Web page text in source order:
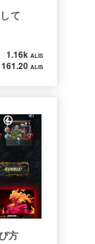
て
1.16k ALIS
161.20 ALIS
方